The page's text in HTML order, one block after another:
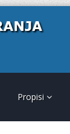
Propisi